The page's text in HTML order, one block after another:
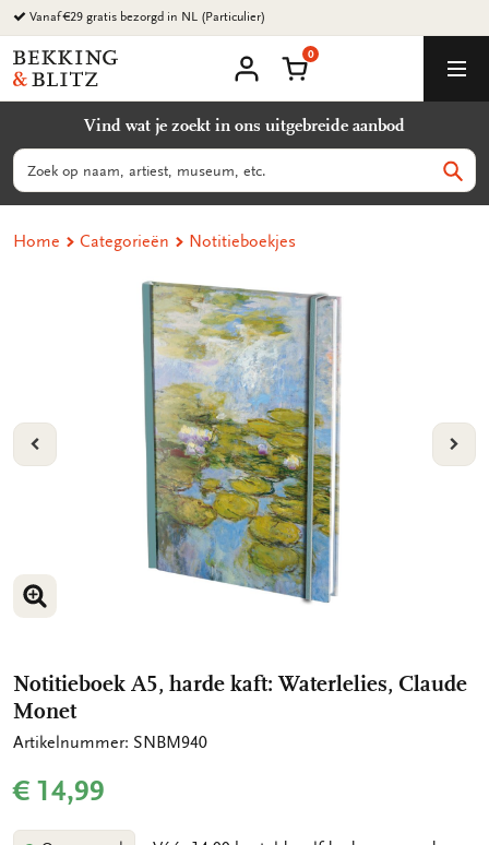
Ga
naar
content
Bekking
&
B.V.
account
Winkelmand
0
Vind wat je zoekt in ons uitgebreide aanbod
Zoeken
Home Categorieën Notitieboekjes
VORIGE
VERGROOT AFBEELDING
VERGROOT AFBEELDING
Notitieboek A5, harde kaft: Waterlelies, Claude
Monet
Artikelnummer: SNBM940
€ 14,99